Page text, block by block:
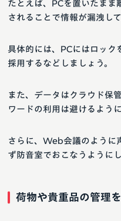
たとえば、PCを置いたまま
されることで情報が漏洩し
具体的には、PCにはロック
採用するなどしましょう。
また、データはクラウド保
ワードの利用は避けるよう
さらに、Web会議のように
ず防音室でおこなうように
荷物や貴重品の管理